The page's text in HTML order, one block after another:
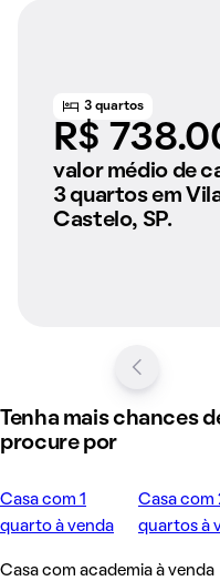
3 quartos
R$
valor médio de
3 quartos em
Castelo, SP.
Tenha mais chances
procure por
Casa com 1
quarto à venda
Casa com
quartos à
Casa com academia à venda